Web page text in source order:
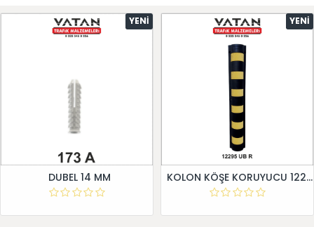
YENI
DUBEL 14 MM
YENI
KOLON KÖŞE KORUYUCU 12295 UB R